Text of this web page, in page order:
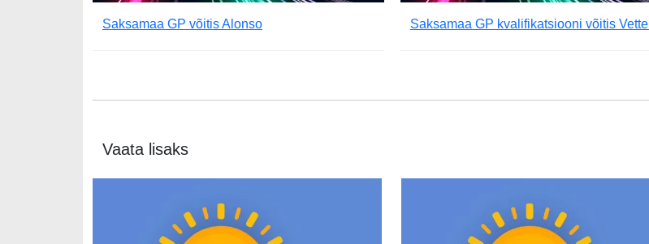
Saksamaa GP võitis Alonso Saksamaa GP kvalifikatsiooni võitis Vettel
Vaata lisaks